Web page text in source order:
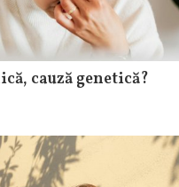
cauză genetică?